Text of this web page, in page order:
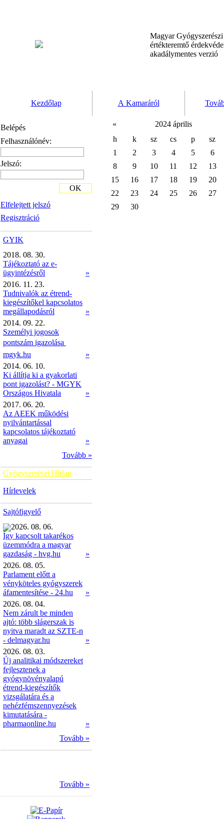
Magyar
értékteremtő
akadálymentes verzió
Kezdőlap A Kamaráról
Belépés
Felhasználónév:
Jelszó:
Elfelejtett jelszó
Regisztráció
OK
GYIK
2018. 08. 30.
Tájékoztató az e-
ügyintézésről
»
2016. 11. 23.
Tudnivalók az étrend-
kiegészítőkel kapcsolatos
megállapodásról
»
2014. 09. 22.
Személyi jogosok
pontszám igazolása 
mgyk.hu
»
2014. 06. 10.
Ki állítja ki a gyakorlati
pont igazolást? - MGYK
Országos Hivatala
»
2017. 06. 20.
Az AEEK működési
nyilvántartással
kapcsolatos tájékoztató
anyagai
»
Tovább »
Gyógyszerészi Hírlap
Hírlevelek
Sajtófigyelő
2026. 08. 06.
Így kapcsolt takarékos
üzemmódra a magyar
gazdaság - hvg.hu
»
2026. 08. 05.
Parlament előtt a
vényköteles gyógyszerek
áfamentesítése - 24.hu
»
2026. 08. 04.
Nem zárult be minden
ajtó: több slágerszak is
nyitva maradt az SZTE-n
- delmagyar.hu
»
2026. 08. 03.
Új analitikai módszereket
fejlesztenek a
gyógynövényalapú
étrend-kiegészítők
vizsgálatára és a
nehézfémszennyezések
kimutatására -
pharmaonline.hu
»
Tovább »
Tovább »
«
2024 április
h
k sz cs p
sz
1
2 3 4 5
6
8
9 10 11 12
13
15
16 17 18 19
20
22
23 24 25 26
27
29
30